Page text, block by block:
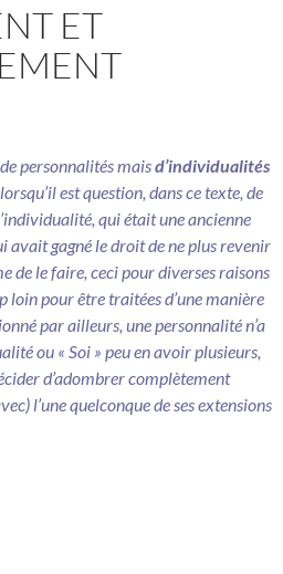
ET
de personnalités maisd’individualités
est question, dans ce texte, de
qui était une ancienne
avait gagné le droit de ne plus revenir
de le faire, ceci pour diverses raisons
loin pour être traitées d’une manière
par ailleurs, une personnalité n’a
ou « Soi » peu en avoir plusieurs,
d’adombrer complètement
l’une quelconque de ses extensions